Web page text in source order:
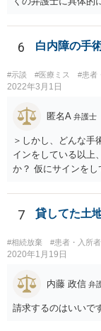
6 白内障の手
#示談 #医療ミス #患者
2022年3月1日
匿名A 弁護士
＞しかし、どんな手
インをしている以上
か？ 仮にサインを
眼が悪化することが
な場合」には、請
7 貸してた土
#相続放棄 #患者・入所
2020年1月19日
内藤 政信 弁
請求するのはいいで